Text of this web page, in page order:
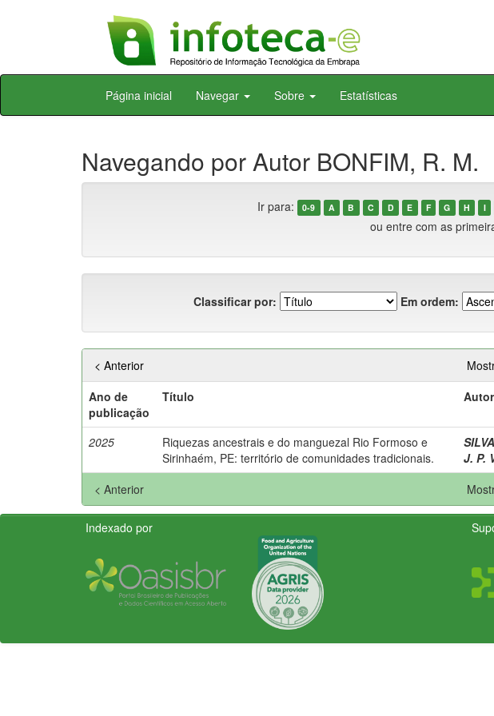
Skip
Página inicial Navegar Sobre Estatísticas
Navegando por Autor BONFIM, R. M.
Ir para: 0-9 A B C D E F G H I
ou entre com as
Classificar por: Em ordem:
< Anterior
Ano de
publicação
Título
2025
Riquezas ancestrais e do manguezal Rio Formoso e
Sirinhaém, PE: território de comunidades tradicionais.
J. P.
< Anterior
Indexado por